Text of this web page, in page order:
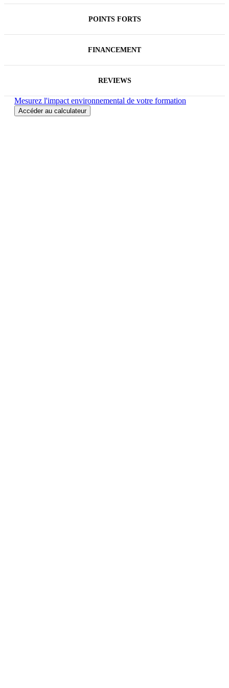
POINTS FORTS
FINANCEMENT
REVIEWS
Mesurez l'impact environnemental de votre formation
Accéder au calculateur